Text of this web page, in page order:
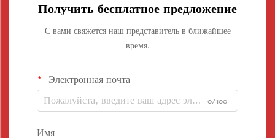
Получить бесплатное предложение
С вами свяжется наш представитель в ближайшее
время.
Электронная почта
0/100
Имя